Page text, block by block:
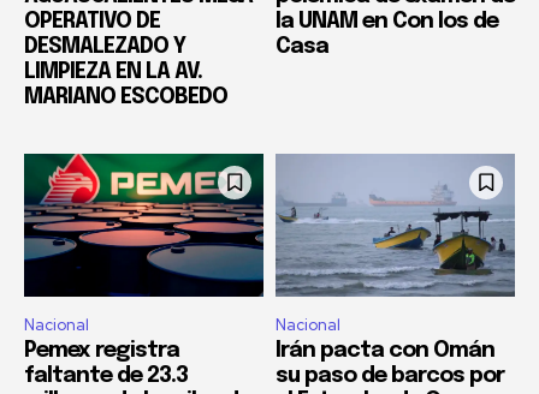
OPERATIVO DE
DESMALEZADO Y
LIMPIEZA EN LA AV.
MARIANO ESCOBEDO
la UNAM en Con los de
Casa
Nacional
Pemex registra
faltante de 23.3
Nacional
Irán pacta con Omán
su paso de barcos por